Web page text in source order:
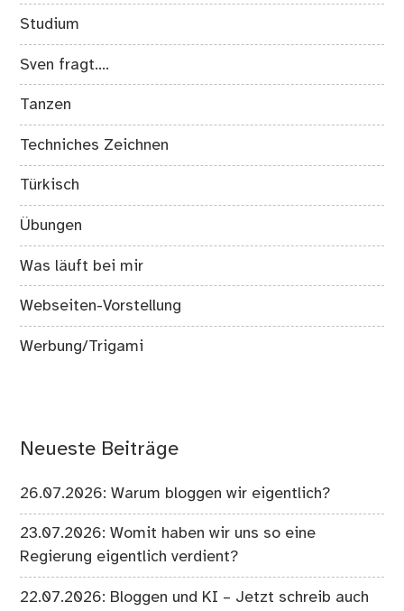
Studium
Sven fragt….
Tanzen
Techniches Zeichnen
Türkisch
Übungen
Was läuft bei mir
Webseiten-Vorstellung
Werbung/Trigami
Neueste Beiträge
26.07.2026: Warum bloggen wir eigentlich?
23.07.2026: Womit haben wir uns so eine
Regierung eigentlich verdient?
22.07.2026: Bloggen und KI – Jetzt schreib auch